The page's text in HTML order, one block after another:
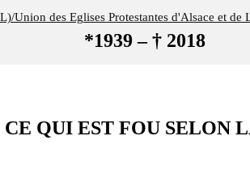
Union des Eglises Protestantes d'Alsace et de
*1939 – † 2018
CE QUI EST FOU SELON